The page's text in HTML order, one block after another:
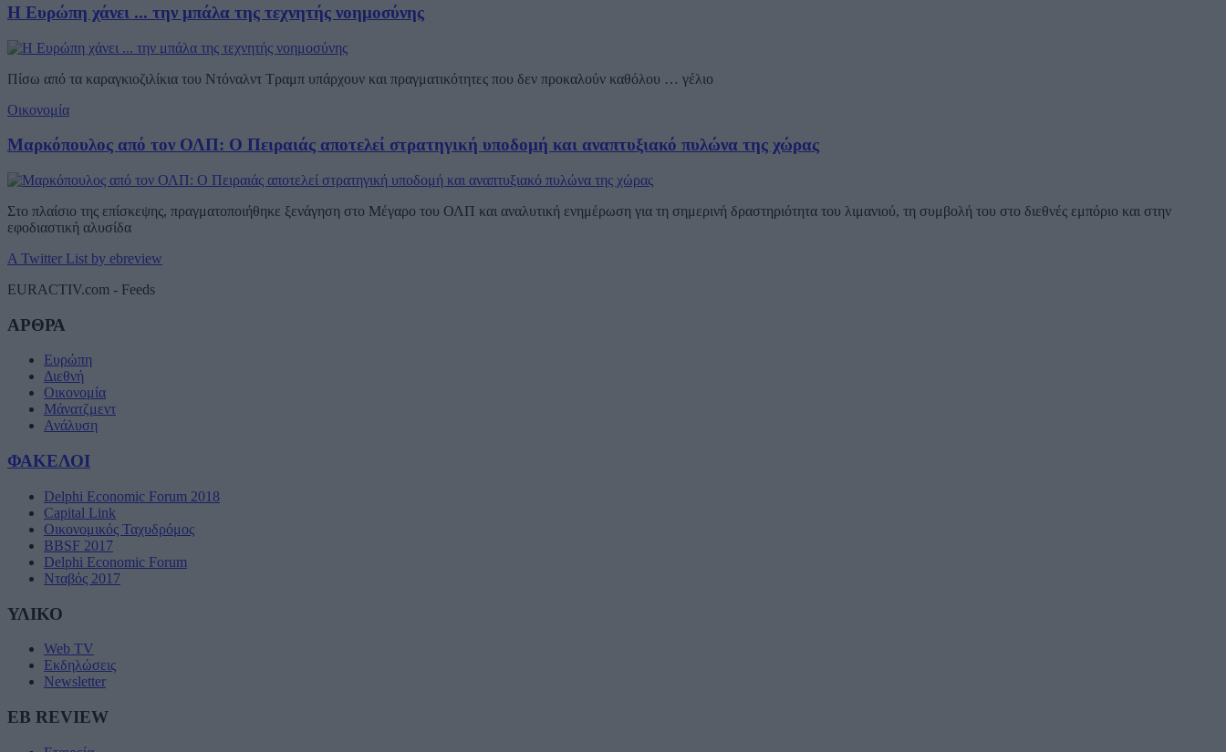
Η Ευρώπη χάνει ... την μπάλα της τεχνητής νοημοσύνης
Πίσω από τα καραγκιοζιλίκια του Ντόναλντ Τραμπ υπάρχουν και πραγματικότητες που δεν προκαλούν καθόλου … γέλιο
Οικονομία
Μαρκόπουλος από τον ΟΛΠ: Ο Πειραιάς αποτελεί στρατηγική υποδομή και αναπτυξιακό πυλώνα της χώρας
Στο πλαίσιο της επίσκεψης, πραγματοποιήθηκε ξενάγηση στο Μέγαρο του ΟΛΠ και αναλυτική ενημέρωση για τη σημερινή δραστηριότητα του λιμανιού, τη συμβολή του στο διεθνές εμπόριο και στην
εφοδιαστική αλυσίδα
A Twitter List by ebreview
EURACTIV.com - Feeds
ΑΡΘΡΑ
Ευρώπη
Διεθνή
Οικονομία
Μάνατζμεντ
Ανάλυση
ΦΑΚΕΛΟΙ
Delphi Economic Forum 2018
Capital Link
Οικονομικός Ταχυδρόμος
BBSF 2017
Delphi Economic Forum
Νταβός 2017
ΥΛΙΚΟ
Web TV
Εκδηλώσεις
Newsletter
EB REVIEW